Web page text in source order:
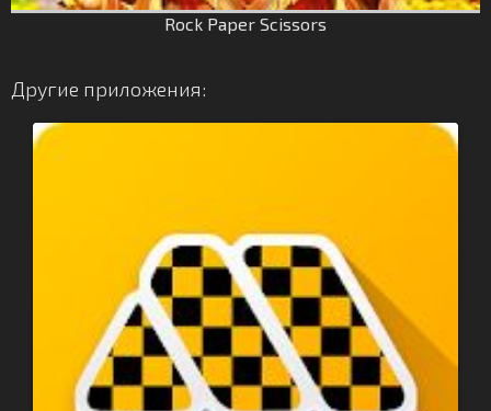
Rock Paper Scissors
Другие приложения: